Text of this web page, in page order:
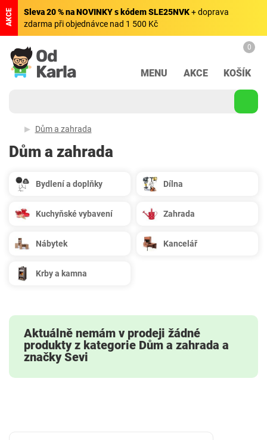
AKCE Sleva 20 % na NOVINKY s kódem SLE25NVK+ doprava
zdarma při objednávce nad 1 500 Kč
MENU AKCE
0
KOŠÍK
Dům a zahrada
Dům a zahrada
Bydlení a doplňky Dílna
Kuchyňské vybavení Zahrada
Nábytek Kancelář
Krby a kamna
Aktuálně nemám v prodeji žádné
produkty z kategorie Dům a zahrada a
značky Sevi